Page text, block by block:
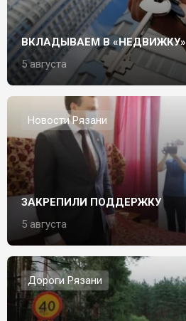
ВКЛАДЫВАЕМ В «НЕДВИЖКУ»
5 августа
Новости Рязани
ЗАКРЕПИЛИ ПОДДЕРЖКУ
5 августа
Дороги Рязани